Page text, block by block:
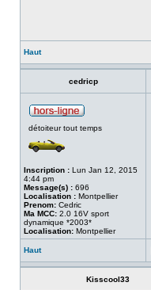
Haut
cedricp
détoiteur tout temps
Inscription : Lun Jan 12, 2015
4:44 pm
Message(s) : 696
Localisation : Montpellier
Prenom: Cedric
Ma MCC: 2.0 16V sport
dynamique *2003*
Localisation: Montpellier
Haut
Kisscool33